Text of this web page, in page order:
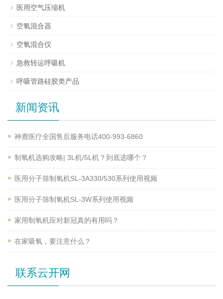
医用空气压缩机
空氧混合器
空氧混合仪
急救转运呼吸机
呼吸管路硅胶类产品
新闻资讯
神鹿医疗全国售后服务电话400-993-6860
制氧机选购攻略| 3L机/5L机？到底选哪个？
医用分子筛制氧机SL-3A330/530系列使用视频
医用分子筛制氧机SL-3W系列使用视频
家用制氧机应对新冠真的有用吗？
在家吸氧，要注意什么？
联系云开网